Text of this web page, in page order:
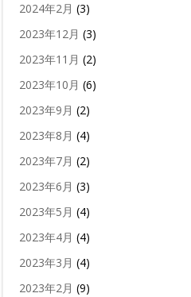
2024年2月 (3)
2023年12月 (3)
2023年11月 (2)
2023年10月 (6)
2023年9月 (2)
2023年8月 (4)
2023年7月 (2)
2023年6月 (3)
2023年5月 (4)
2023年4月 (4)
2023年3月 (4)
2023年2月 (9)